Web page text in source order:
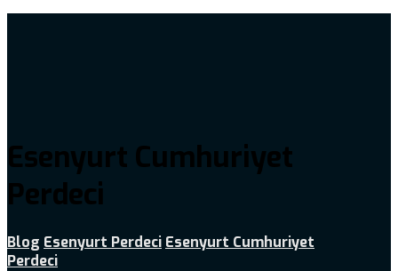
Esenyurt Cumhuriyet
Perdeci
Blog Esenyurt Perdeci Esenyurt Cumhuriyet
Perdeci